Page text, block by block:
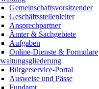
Gemeinschaftsvorsitzender
Geschäftsstellenleiter
Ansprechpartner
Ämter & Sachgebiete
Aufgaben
Online-Dienste & Formulare
Bürgerservice-Portal
Ausweise und Pässe
Fundamt